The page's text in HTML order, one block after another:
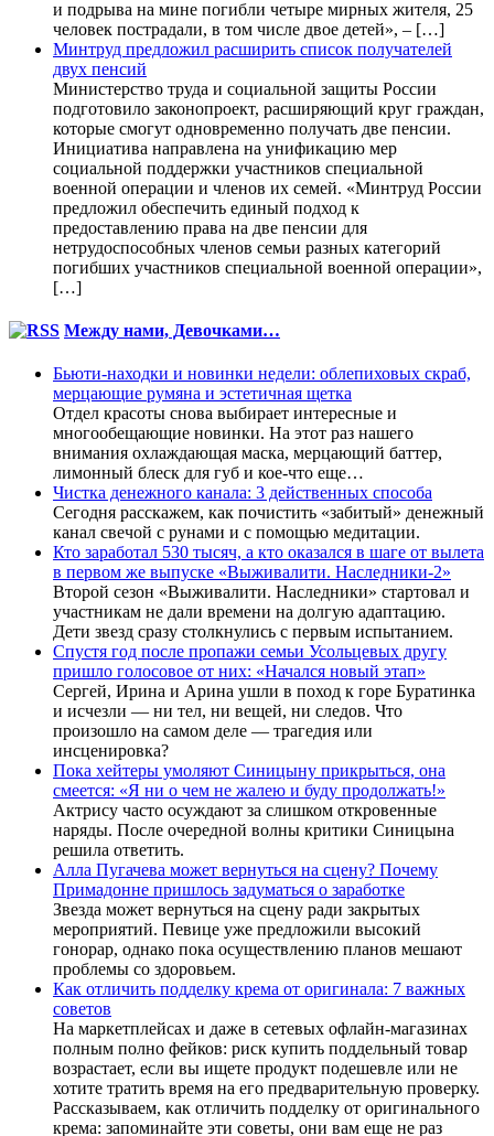
и подрыва на мине погибли четыре мирных жителя, 25
человек пострадали, в том числе двое детей», – […]
Минтруд предложил расширить список получателей
двух пенсий
Министерство труда и социальной защиты России
подготовило законопроект, расширяющий круг граждан,
которые смогут одновременно получать две пенсии.
Инициатива направлена на унификацию мер
социальной поддержки участников специальной
военной операции и членов их семей. «Минтруд России
предложил обеспечить единый подход к
предоставлению права на две пенсии для
нетрудоспособных членов семьи разных категорий
погибших участников специальной военной операции»,
[…]
Между нами, Девочками…
Бьюти-находки и новинки недели: облепиховых скраб,
мерцающие румяна и эстетичная щетка
Отдел красоты снова выбирает интересные и
многообещающие новинки. На этот раз нашего
внимания охлаждающая маска, мерцающий баттер,
лимонный блеск для губ и кое-что еще…
Чистка денежного канала: 3 действенных способа
Сегодня расскажем, как почистить «забитый» денежный
канал свечой с рунами и с помощью медитации.
Кто заработал 530 тысяч, а кто оказался в шаге от вылета
в первом же выпуске «Выживалити. Наследники-2»
Второй сезон «Выживалити. Наследники» стартовал и
участникам не дали времени на долгую адаптацию.
Дети звезд сразу столкнулись с первым испытанием.
Спустя год после пропажи семьи Усольцевых другу
пришло голосовое от них: «Начался новый этап»
Сергей, Ирина и Арина ушли в поход к горе Буратинка
и исчезли — ни тел, ни вещей, ни следов. Что
произошло на самом деле — трагедия или
инсценировка?
Пока хейтеры умоляют Синицыну прикрыться, она
смеется: «Я ни о чем не жалею и буду продолжать!»
Актрису часто осуждают за слишком откровенные
наряды. После очередной волны критики Синицына
решила ответить.
Алла Пугачева может вернуться на сцену? Почему
Примадонне пришлось задуматься о заработке
Звезда может вернуться на сцену ради закрытых
мероприятий. Певице уже предложили высокий
гонорар, однако пока осуществлению планов мешают
проблемы со здоровьем.
Как отличить подделку крема от оригинала: 7 важных
советов
На маркетплейсах и даже в сетевых офлайн-магазинах
полным полно фейков: риск купить поддельный товар
возрастает, если вы ищете продукт подешевле или не
хотите тратить время на его предварительную проверку.
Рассказываем, как отличить подделку от оригинального
крема: запоминайте эти советы, они вам еще не раз